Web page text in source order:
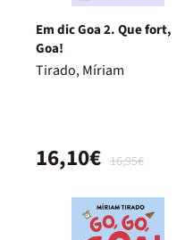
Em dic Goa 2. Que fort,
Goa!
Tirado, Míriam
16,95€
16,10€